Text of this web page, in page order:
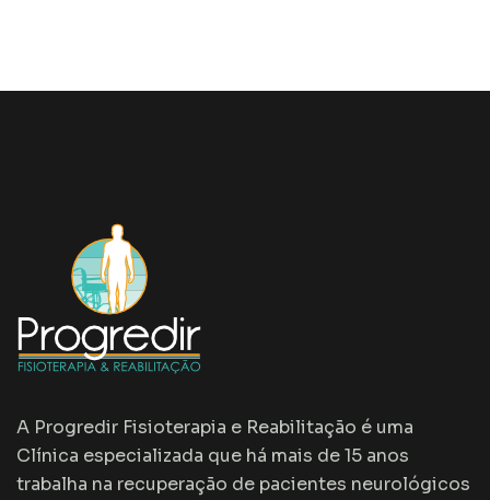
A Progredir Fisioterapia e Reabilitação é uma
Clínica especializada que há mais de 15 anos
trabalha na recuperação de pacientes neurológicos